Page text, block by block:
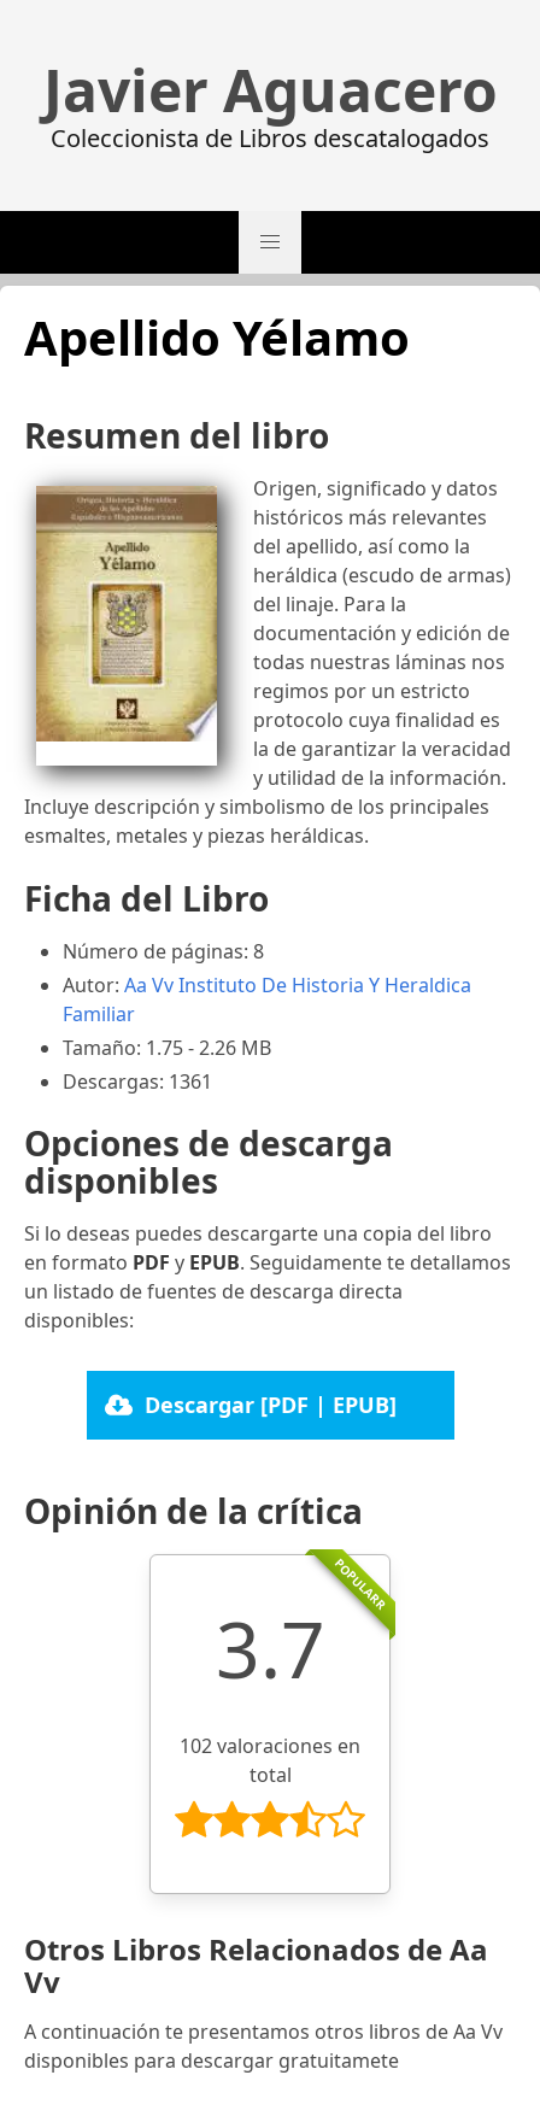
Javier Aguacero
Coleccionista de Libros descatalogados
Apellido Yélamo
Resumen del libro
Origen, significado y datos
históricos más relevantes
del apellido, así como la
heráldica (escudo de armas)
del linaje. Para la
documentación y edición de
todas nuestras láminas nos
regimos por un estricto
protocolo cuya finalidad es
la de garantizar la veracidad
y utilidad de la información.
Incluye descripción y simbolismo de los principales
esmaltes, metales y piezas heráldicas.
Ficha del Libro
Número de páginas: 8
Autor: Aa VvInstituto De Historia Y Heraldica
Familiar
Tamaño: 1.75 - 2.26 MB
Descargas: 1361
Opciones de descarga
disponibles
Si lo deseas puedes descargarte una copia del libro
en formato PDF y EPUB. Seguidamente te detallamos
un listado de fuentes de descarga directa
disponibles:
Descargar [PDF | EPUB]
Opinión de la crítica
POPULARR
3.7
102 valoraciones en
total
Otros Libros Relacionados de Aa
Vv
A continuación te presentamos otros libros de Aa Vv
disponibles para descargar gratuitamete